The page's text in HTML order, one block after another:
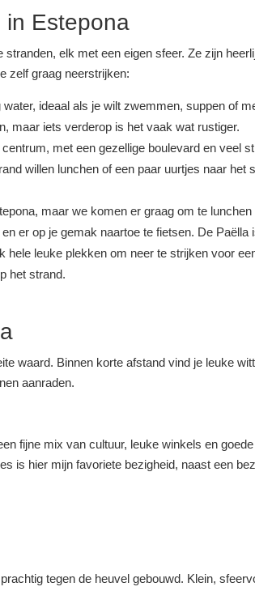
in Estepona
elk met een eigen sfeer. Ze zijn
zelf graag neerstrijken:
ideaal als je wilt zwemmen, suppen of
maar iets verderop is het vaak wat rustiger.
met een gezellige boulevard en veel
willen lunchen of een paar uurtjes naar
maar we komen er graag om te
er op je gemak naartoe te fietsen. De
hele leuke plekken om neer te strijken voor
het strand.
waard. Binnen korte afstand vind je leuke
aanraden.
fijne mix van cultuur, leuke winkels en
is hier mijn favoriete bezigheid, naast een
tegen de heuvel gebouwd. Klein,